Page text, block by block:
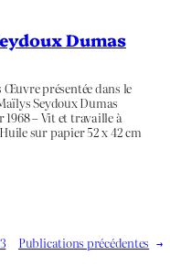
Dumas
Œuvre présentée dans le
Seydoux Dumas
– Vit et travaille à
sur papier 52 x 42 cm
Publications précédentes →